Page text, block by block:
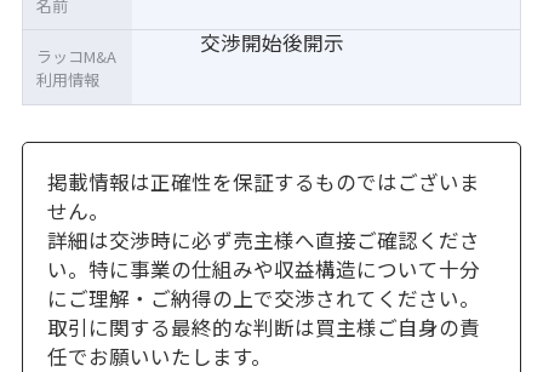
交渉開始後開示
名前
ラッコM&A
利用情報
掲載情報は正確性を保証するものではございま
せん。
詳細は交渉時に必ず売主様へ直接ご確認くださ
い。特に事業の仕組みや収益構造について十分
にご理解・ご納得の上で交渉されてください。
取引に関する最終的な判断は買主様ご自身の責
任でお願いいたします。